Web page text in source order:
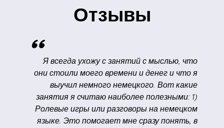
Отзывы
" Я всегда ухожу с занятий с мыслью, что
они стоили моего времени и денег и что я
выучил немного немецкого. Вот какие
занятия я считаю наиболее полезными: 1)
Ролевые игры или разговоры на немецком
языке. Это помогает мне сразу понять, в